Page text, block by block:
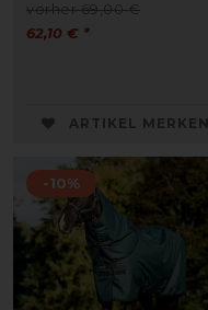
vorher 69,00 €
62,10 € *
ARTIKEL MERKEN
-10%